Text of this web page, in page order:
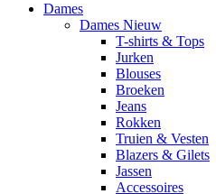
Dames
Dames Nieuw
T-shirts & Tops
Jurken
Blouses
Broeken
Jeans
Rokken
Truien & Vesten
Blazers & Gilets
Jassen
Accessoires